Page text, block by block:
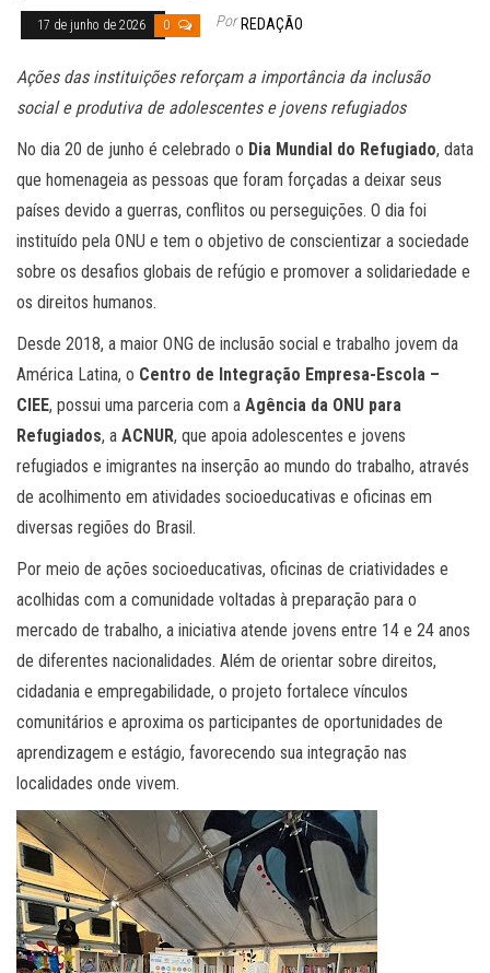
17 de junho de 2026 0 Por REDAÇÃO
Ações das instituições reforçam a importância da inclusão
social e produtiva de adolescentes e jovens refugiados
No dia 20 de junho é celebrado o Dia Mundial do Refugiado, data
que homenageia as pessoas que foram forçadas a deixar seus
países devido a guerras, conflitos ou perseguições. O dia foi
instituído pela ONU e tem o objetivo de conscientizar a sociedade
sobre os desafios globais de refúgio e promover a solidariedade e
os direitos humanos.
Desde 2018, a maior ONG de inclusão social e trabalho jovem da
América Latina, o Centro de Integração Empresa-Escola –
CIEE, possui uma parceria com a Agência da ONU para
Refugiados, a ACNUR, que apoia adolescentes e jovens
refugiados e imigrantes na inserção ao mundo do trabalho, através
de acolhimento em atividades socioeducativas e oficinas em
diversas regiões do Brasil.
Por meio de ações socioeducativas, oficinas de criatividades e
acolhidas com a comunidade voltadas à preparação para o
mercado de trabalho, a iniciativa atende jovens entre 14 e 24 anos
de diferentes nacionalidades. Além de orientar sobre direitos,
cidadania e empregabilidade, o projeto fortalece vínculos
comunitários e aproxima os participantes de oportunidades de
aprendizagem e estágio, favorecendo sua integração nas
localidades onde vivem.